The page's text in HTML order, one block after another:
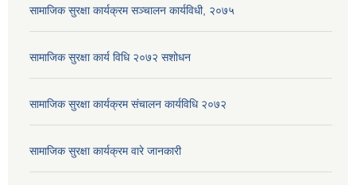
सामाजिक सुरक्षा कार्यक्रम सञ्चालन कार्यविधी, २०७५
सामाजिक सुरक्षा कार्य विधि २०७२ स‌शोधन
सामाजिक सुरक्षा कार्यक्रम संचालन कार्यविधि २०७२
सामाजिक सुरक्षा कार्यक्रम वारे जानकारी